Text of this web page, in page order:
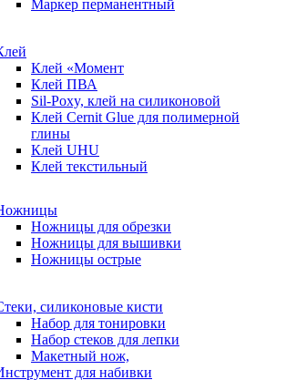
Маркер перманентный
Клей «Момент
Клей ПВА
Sil-Poxy, клей на силиконовой
Клей Cernit Glue для полимерной
глины
Клей UHU
Клей текстильный
Ножницы для обрезки
Ножницы для вышивки
Ножницы острые
силиконовые кисти
Набор для тонировки
Набор стеков для лепки
Макетный нож,
для набивки